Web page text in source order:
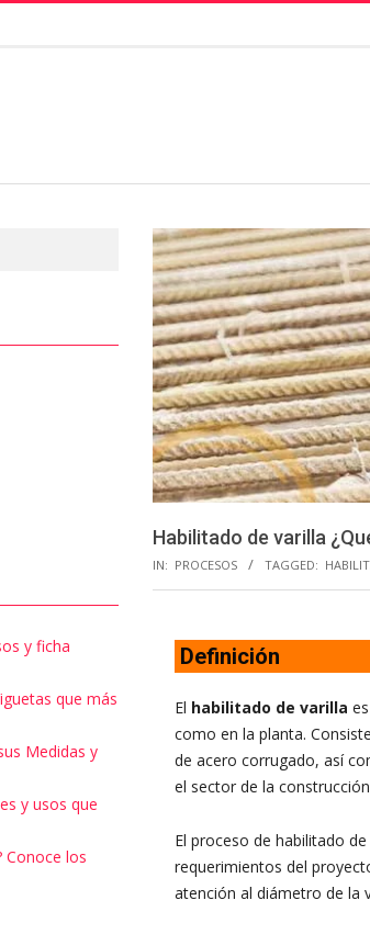
Habilitado de varilla
IN: PROCESOS TAGGED:
Definición
El habilitado de varilla
como en la planta.
de acero corrugado, así
el sector de la
El proceso de habilitado
requerimientos del
atención al diámetro de la
y ficha
que más
Medidas y
y usos que
Conoce los